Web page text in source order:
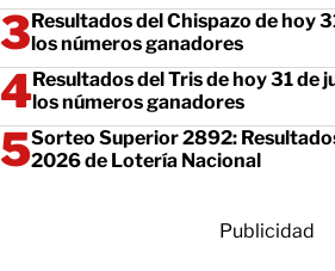
Resultados del Chispazo de hoy
los números ganadores
Resultados del Tris de hoy 31 de
los números ganadores
Sorteo Superior 2892:
2026 de Lotería Nacional
Publicidad